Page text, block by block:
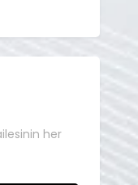
her